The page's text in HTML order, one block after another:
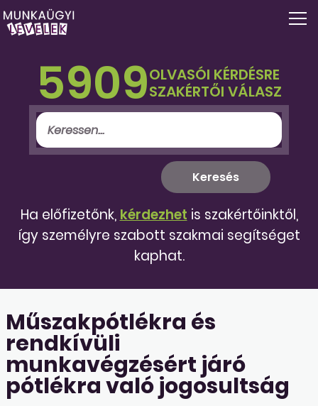
5909OLVASÓI KÉRDÉSRE
SZAKÉRTŐI VÁLASZ
Ha előfizetőnk, kérdezhet is szakértőinktől,
így személyre szabott szakmai segítséget
kaphat.
Műszakpótlékra és
rendkívüli
munkavégzésért járó
pótlékra való jogosultság